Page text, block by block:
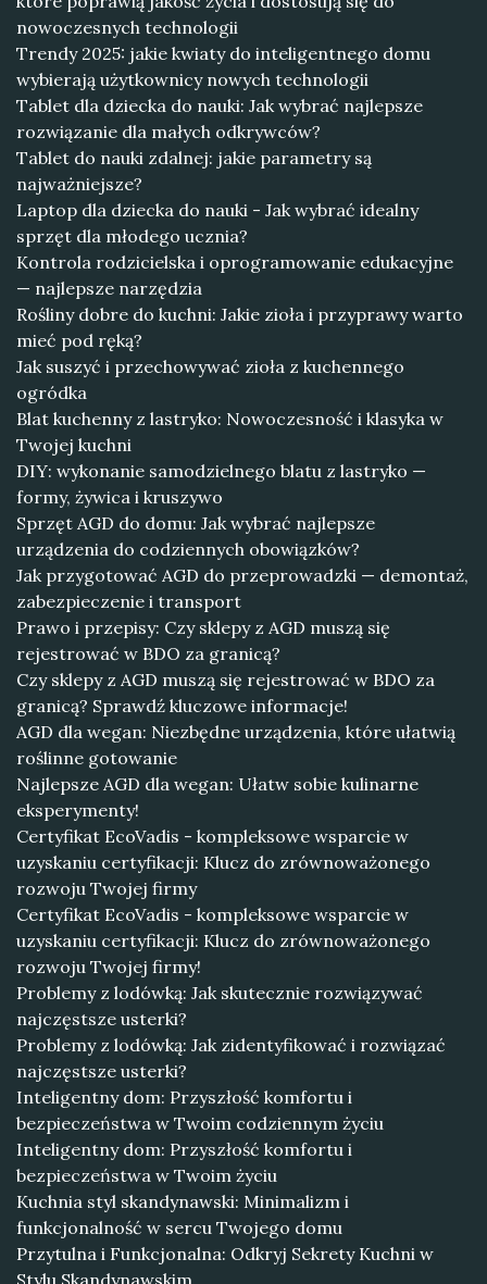
nowoczesnych technologii
Trendy 2025: jakie kwiaty do inteligentnego domu
wybierają użytkownicy nowych technologii
Tablet dla dziecka do nauki: Jak wybrać najlepsze
rozwiązanie dla małych odkrywców?
Tablet do nauki zdalnej: jakie parametry są
najważniejsze?
Laptop dla dziecka do nauki - Jak wybrać idealny
sprzęt dla młodego ucznia?
Kontrola rodzicielska i oprogramowanie edukacyjne
— najlepsze narzędzia
Rośliny dobre do kuchni: Jakie zioła i przyprawy warto
mieć pod ręką?
Jak suszyć i przechowywać zioła z kuchennego
ogródka
Blat kuchenny z lastryko: Nowoczesność i klasyka w
Twojej kuchni
DIY: wykonanie samodzielnego blatu z lastryko —
formy, żywica i kruszywo
Sprzęt AGD do domu: Jak wybrać najlepsze
urządzenia do codziennych obowiązków?
Jak przygotować AGD do przeprowadzki — demontaż,
zabezpieczenie i transport
Prawo i przepisy: Czy sklepy z AGD muszą się
rejestrować w BDO za granicą?
Czy sklepy z AGD muszą się rejestrować w BDO za
granicą? Sprawdź kluczowe informacje!
AGD dla wegan: Niezbędne urządzenia, które ułatwią
roślinne gotowanie
Najlepsze AGD dla wegan: Ułatw sobie kulinarne
eksperymenty!
Certyfikat EcoVadis - kompleksowe wsparcie w
uzyskaniu certyfikacji: Klucz do zrównoważonego
rozwoju Twojej firmy
Certyfikat EcoVadis - kompleksowe wsparcie w
uzyskaniu certyfikacji: Klucz do zrównoważonego
rozwoju Twojej firmy!
Problemy z lodówką: Jak skutecznie rozwiązywać
najczęstsze usterki?
Problemy z lodówką: Jak zidentyfikować i rozwiązać
najczęstsze usterki?
Inteligentny dom: Przyszłość komfortu i
bezpieczeństwa w Twoim codziennym życiu
Inteligentny dom: Przyszłość komfortu i
bezpieczeństwa w Twoim życiu
Kuchnia styl skandynawski: Minimalizm i
funkcjonalność w sercu Twojego domu
Przytulna i Funkcjonalna: Odkryj Sekrety Kuchni w
Stylu Skandynawskim